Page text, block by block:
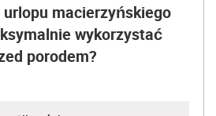
macierzyńskiego
wykorzystać
porodem?